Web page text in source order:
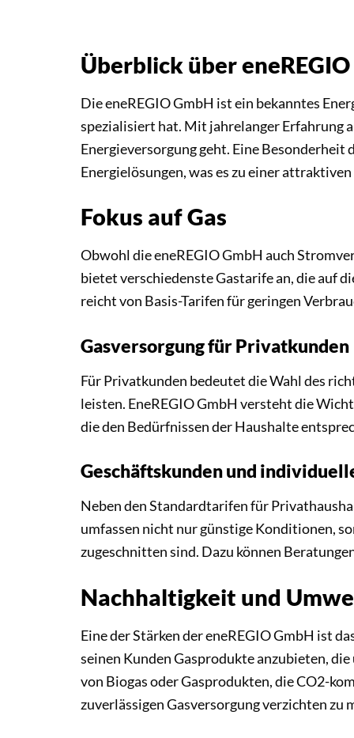
Überblick über
Die eneREGIO GmbH ist ein bekanntes
spezialisiert hat. Mit jahrelanger Erfahrung
Energieversorgung geht. Eine
Energielösungen, was es zu einer
Fokus auf Gas
Obwohl die eneREGIO GmbH auch
bietet verschiedenste Gastarife an, die auf
reicht von Basis-Tarifen für geringen
Gasversorgung für Privatkunden
Für Privatkunden bedeutet die Wahl des
leisten. EneREGIO GmbH versteht die
die den Bedürfnissen der Haushalte
Geschäftskunden und
Neben den Standardtarifen für
umfassen nicht nur günstige Konditionen,
zugeschnitten sind. Dazu können
Nachhaltigkeit und
Eine der Stärken der eneREGIO GmbH ist
seinen Kunden Gasprodukte anzubieten,
von Biogas oder Gasprodukten, die CO2-
zuverlässigen Gasversorgung verzichten zu